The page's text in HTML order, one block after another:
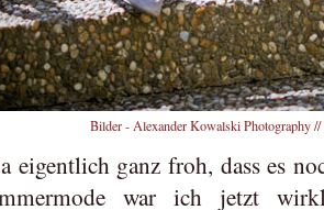
Bilder - Alexander Kowalski Photography//
eigentlich ganz froh, dass es
war ich jetzt